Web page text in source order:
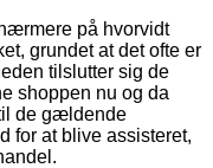
på hvorvidt
grundet at det ofte er
tilslutter sig de
shoppen nu og da
de gældende
for at blive assisteret,